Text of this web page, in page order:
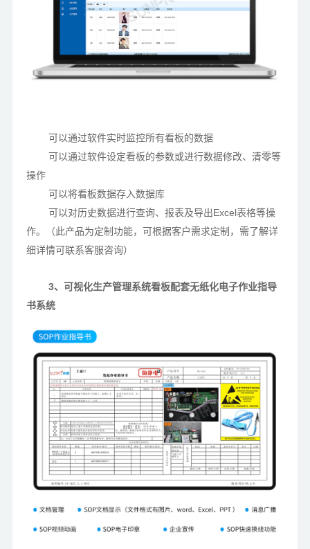
可以通过软件实时监控所有看板的数据
可以通过软件设定看板的参数或进行数据修改、清零等
操作
可以将看板数据存入数据库
可以对历史数据进行查询、报表及导出Excel表格等操
作。（此产品为定制功能，可根据客户需求定制，需了解详
细详情可联系客服咨询）
3、可视化生产管理系统看板配套无纸化电子作业指导
书系统